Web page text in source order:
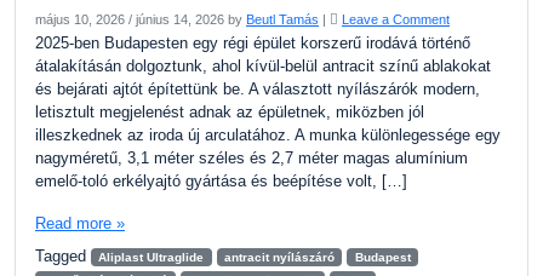
május 10, 2026 / június 14, 2026 by Beutl Tamás | Leave a Comment
2025-ben Budapesten egy régi épület korszerű irodává történő
átalakításán dolgoztunk, ahol kívül-belül antracit színű ablakokat
és bejárati ajtót építettünk be. A választott nyílászárók modern,
letisztult megjelenést adnak az épületnek, miközben jól
illeszkednek az iroda új arculatához. A munka különlegessége egy
nagyméretű, 3,1 méter széles és 2,7 méter magas alumínium
emelő-toló erkélyajtó gyártása és beépítése volt, […]
Read more »
Tagged
Aliplast Ultraglide antracit nyílászáró
Budapest